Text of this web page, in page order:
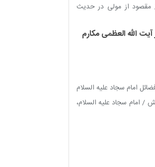
از مولی در حدیث
الله العظمی مکارم
امام سجاد علیه السلام
/ امام سجاد علیه السلام،
هشام و فرزدق / مساعدت